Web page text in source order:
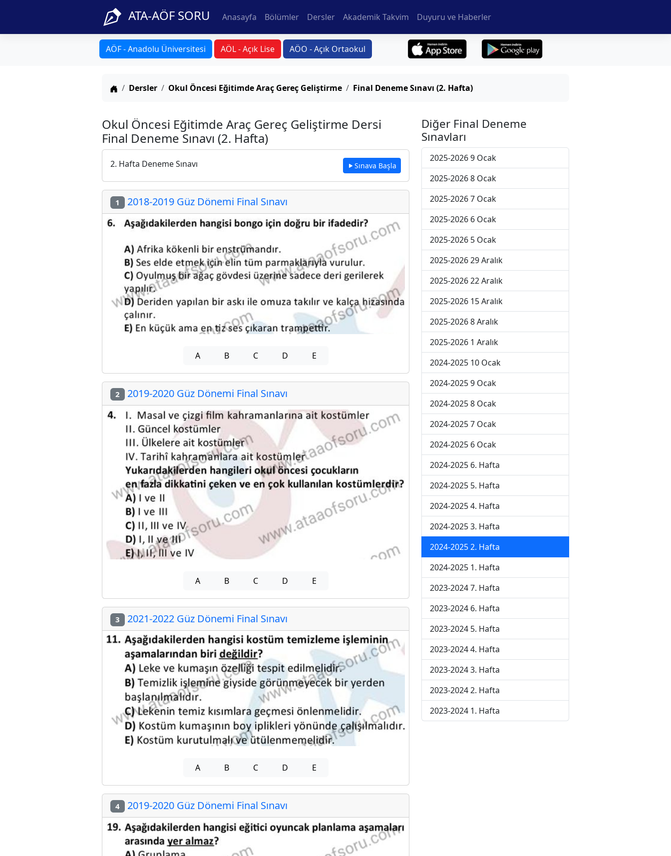
ATA-AÖF SORU Anasayfa Bölümler Dersler Akademik Takvim Duyuru ve Haberler
AÖF - Anadolu Üniversitesi AÖL - Açık Lise AÖO - Açık Ortaokul
Anasayfa
Dersler Okul Öncesi Eğitimde Araç Gereç Geliştirme Final Deneme Sınavı (2. Hafta)
Okul Öncesi Eğitimde Araç Gereç Geliştirme Dersi
Final Deneme Sınavı (2. Hafta)
2. Hafta Deneme Sınavı Sınava Başla
1 2018-2019 Güz Dönemi Final Sınavı
A B C D E
2 2019-2020 Güz Dönemi Final Sınavı
A B C D E
3 2021-2022 Güz Dönemi Final Sınavı
A B C D E
4 2019-2020 Güz Dönemi Final Sınavı
Diğer Final Deneme
Sınavları
2025-2026 9 Ocak
2025-2026 8 Ocak
2025-2026 7 Ocak
2025-2026 6 Ocak
2025-2026 5 Ocak
2025-2026 29 Aralık
2025-2026 22 Aralık
2025-2026 15 Aralık
2025-2026 8 Aralık
2025-2026 1 Aralık
2024-2025 10 Ocak
2024-2025 9 Ocak
2024-2025 8 Ocak
2024-2025 7 Ocak
2024-2025 6 Ocak
2024-2025 6. Hafta
2024-2025 5. Hafta
2024-2025 4. Hafta
2024-2025 3. Hafta
2024-2025 2. Hafta
2024-2025 1. Hafta
2023-2024 7. Hafta
2023-2024 6. Hafta
2023-2024 5. Hafta
2023-2024 4. Hafta
2023-2024 3. Hafta
2023-2024 2. Hafta
2023-2024 1. Hafta